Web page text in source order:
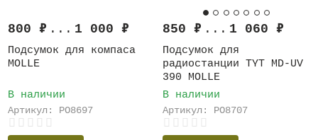
800 ₽ ... 1 000 ₽
Подсумок для компаса
MOLLE
В наличии
Артикул: PO8697
850 ₽ ... 1 060 ₽
Подсумок для
радиостанции TYT MD-UV
390 MOLLE
В наличии
Артикул: PO8707